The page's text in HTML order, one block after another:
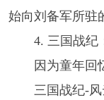
始向刘备军所驻
4. 三国战纪
因为童年回
三国战纪-